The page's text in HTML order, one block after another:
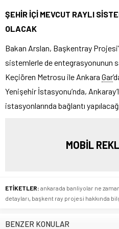
ŞEHİR İÇİ MEVCUT RAYLI
OLACAK
Bakan Arslan, Başkentray
sistemlerle de entegrasyonunun
Keçiören Metrosu ile Ankara Gar
Yenişehir İstasyonu’nda,
istasyonlarında bağlantı
MOBİL
ETİKETLER: ankarada banliyolar ne
detayları başkent ray projesi hakkında
BENZER KONULAR